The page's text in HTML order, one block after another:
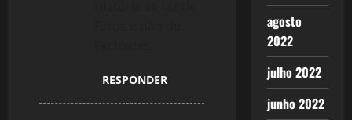
RESPONDER
agosto
2022
julho 2022
junho 2022